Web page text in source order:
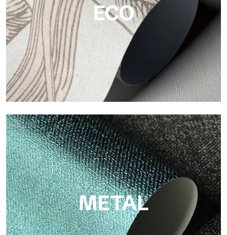
ECO
ECO
Eco von Tecnografica ist die ökologische Tapete aus
Zellulosefaser: nachhaltige Unterstützung, ohne PVC, mit
hellen Farben und hoher Qualität.
METAL